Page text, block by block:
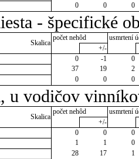
0 0 0
- špecifické
Skalica
počet nehôd
usmrtení
+/-
0 -1
0
37 19
2
0 0 0
u vodičov
Skalica
počet nehôd
usmrtení
+/-
0 0
0
1 1
0
28 17
1